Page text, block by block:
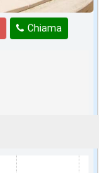
Chiama